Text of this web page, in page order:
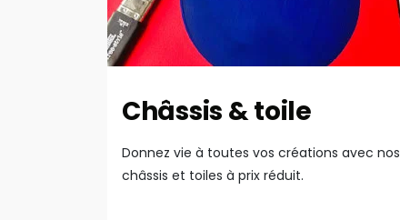
Châssis & toile
Donnez vie à toutes vos créations avec nos
châssis et toiles à prix réduit.